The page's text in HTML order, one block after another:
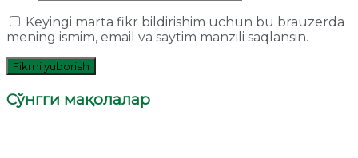
Keyingi marta fikr bildirishim uchun bu brauzerda
mening ismim, email va saytim manzili saqlansin.
Сўнгги мақолалар